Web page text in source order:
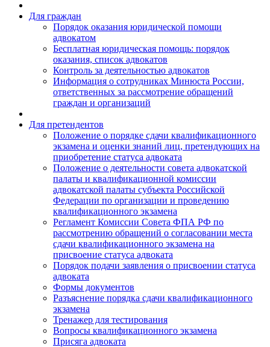
Для граждан
Порядок оказания юридической помощи
адвокатом
Бесплатная юридическая помощь: порядок
оказания, список адвокатов
Контроль за деятельностью адвокатов
Информация о сотрудниках Минюста России,
ответственных за рассмотрение обращений
граждан и организаций
Для претендентов
Положение о порядке сдачи квалификационного
экзамена и оценки знаний лиц, претендующих на
приобретение статуса адвоката
Положение о деятельности совета адвокатской
палаты и квалификационной комиссии
адвокатской палаты субъекта Российской
Федерации по организации и проведению
квалификационного экзамена
Регламент Комиссии Совета ФПА РФ по
рассмотрению обращений о согласовании места
сдачи квалификационного экзамена на
присвоение статуса адвоката
Порядок подачи заявления о присвоении статуса
адвоката
Формы документов
Разъяснение порядка сдачи квалификационного
экзамена
Тренажер для тестирования
Вопросы квалификационного экзамена
Присяга адвоката